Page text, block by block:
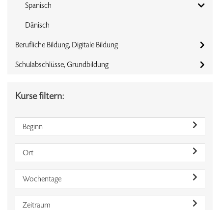
Spanisch
Dänisch
Berufliche Bildung, Digitale Bildung
Schulabschlüsse, Grundbildung
Kurse filtern:
Beginn
Ort
Wochentage
Zeitraum